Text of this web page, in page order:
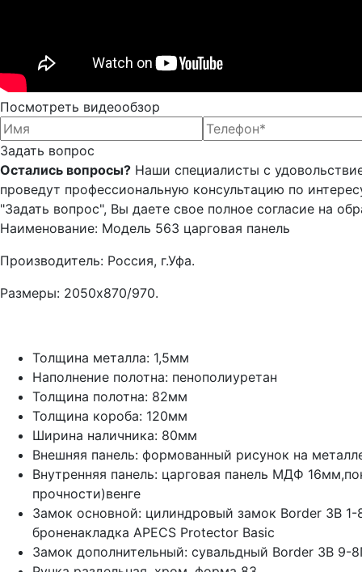
Посмотреть видеообзор
Задать вопрос
Остались вопросы? Наши специалисты с
проведут профессиональную консультацию по
"Задать вопрос", Вы даете свое полное согласие на
Наименование: Модель 563 царговая панель
Производитель: Россия, г.Уфа.
Размеры: 2050х870/970.
Толщина металла: 1,5мм
Наполнение полотна: пенополиуретан
Толщина полотна: 82мм
Толщина короба: 120мм
Ширина наличника: 80мм
Внешняя панель: формованный рисунок на
Внутренняя панель: царговая панель МДФ
прочности)венге
Замок основной: цилиндровый замок Border 3В
броненакладка APECS Protector Basic
Замок дополнительный: сувальдный Border ЗВ 9-